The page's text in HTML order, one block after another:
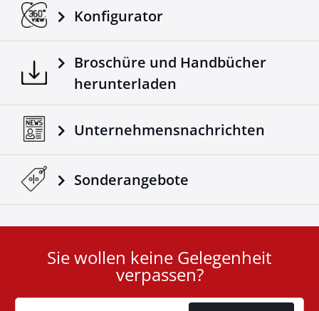
Konfigurator
Broschüre und Handbücher
herunterladen
Unternehmensnachrichten
Sonderangebote
Cookie
Sie wollen keine Gelegenheit
verpassen?